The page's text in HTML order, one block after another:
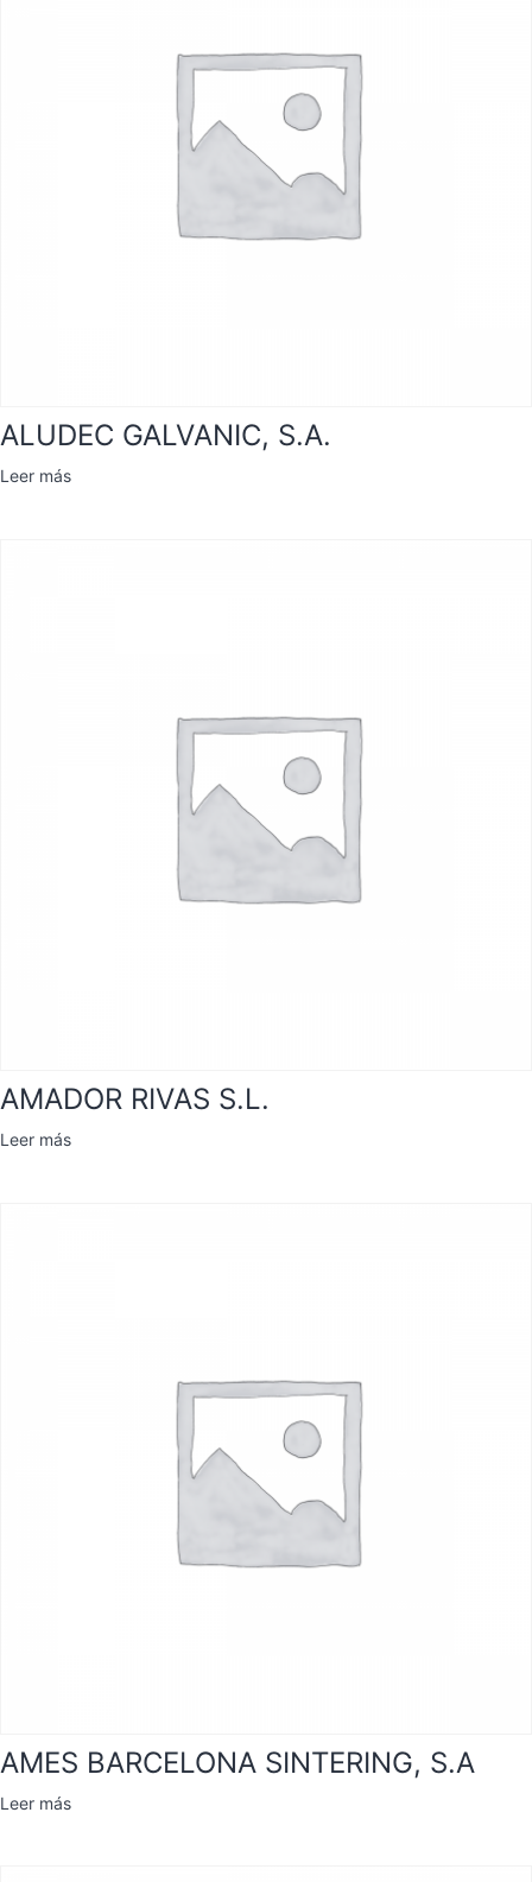
ALUDEC GALVANIC, S.A.
Leer más
AMADOR RIVAS S.L.
Leer más
AMES BARCELONA SINTERING, S.A
Leer más